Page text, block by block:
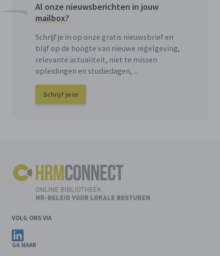
Al onze nieuwsberichten in jouw
mailbox?
Schrijf je in op onze gratis nieuwsbrief en
blijf op de hoogte van nieuwe regelgeving,
relevante actualiteit, niet te missen
opleidingen en studiedagen, ...
Schrijf je in
VOLG ONS VIA
Volg ons op LinkedIn
GA NAAR